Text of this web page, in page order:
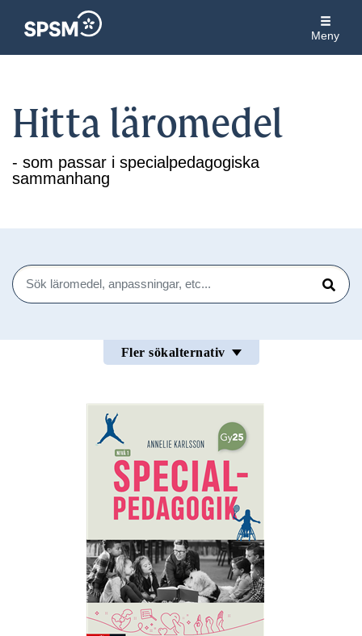
Meny
Hitta läromedel
- som passar i specialpedagogiska
sammanhang
Sök
Sök
Fler sökalternativ